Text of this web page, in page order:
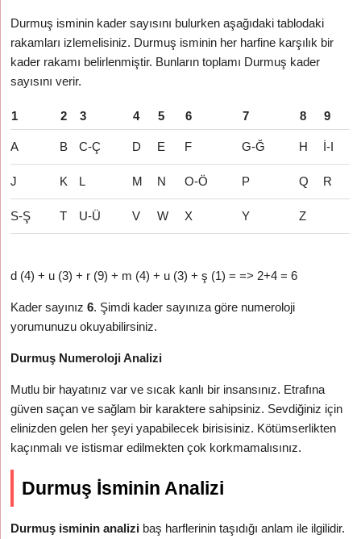
Durmuş isminin kader sayısını bulurken aşağıdaki tablodaki
rakamları izlemelisiniz. Durmuş isminin her harfine karşılık bir
kader rakamı belirlenmiştir. Bunların toplamı Durmuş kader
sayısını verir.
1 2 3 4 5 6 7 8 9
A B C-Ç D E F G-Ğ H İ-I
J K L M N O-Ö P Q R
S-Ş T U-Ü V W X Y Z
d (4) + u (3) + r (9) + m (4) + u (3) + ş (1) = => 2+4 = 6
Kader sayınız6. Şimdi kader sayınıza göre numeroloji
yorumunuzu okuyabilirsiniz.
Durmuş Numeroloji Analizi
Mutlu bir hayatınız var ve sıcak kanlı bir insansınız. Etrafına
güven saçan ve sağlam bir karaktere sahipsiniz. Sevdiğiniz için
elinizden gelen her şeyi yapabilecek birisisiniz. Kötümserlikten
kaçınmalı ve istismar edilmekten çok korkmamalısınız.
Durmuş İsminin Analizi
Durmuş isminin analizi baş harflerinin taşıdığı anlam ile ilgilidir.